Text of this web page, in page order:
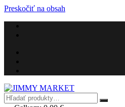
Preskočiť na obsah